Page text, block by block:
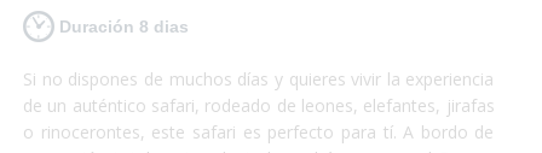
Duración 8 dias
Si no dispones de muchos días y quieres vivir la experiencia
de un auténtico safari, rodeado de leones, elefantes, jirafas
o rinocerontes, este safari es perfecto para tí. A bordo de